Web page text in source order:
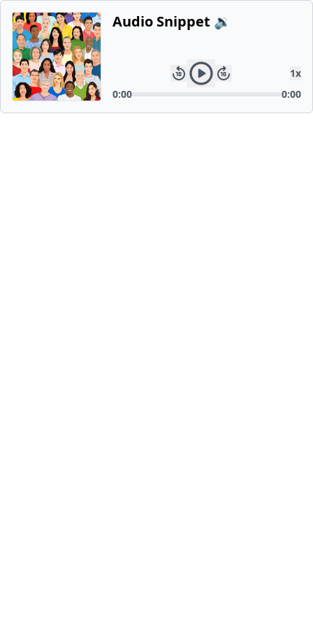
Audio Snippet 🔉
1x
0:00
0:00